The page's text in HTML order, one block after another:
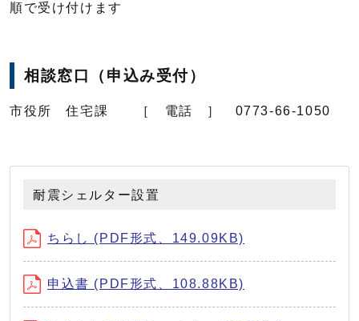
順で受け付けます
相談窓口（申込み受付）
市役所 住宅課 ［ 電話 ］ 0773-66-1050
耐震シェルター設置
ちらし (PDF形式、149.09KB)
申込書 (PDF形式、108.88KB)